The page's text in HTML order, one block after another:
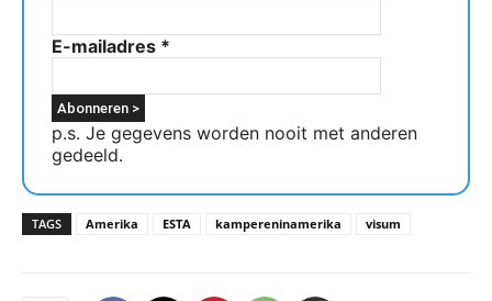
E-mailadres *
p.s. Je gegevens worden nooit met anderen
gedeeld.
TAGS Amerika ESTA kampereninamerika visum